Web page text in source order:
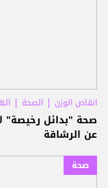
انقاص الوزن الصحة
صحة "بدائل رخيصة"
عن الرشاقة
صحة